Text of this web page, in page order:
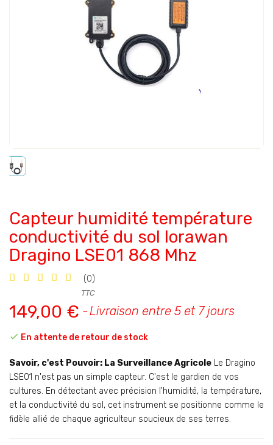
Capteur humidité température
conductivité du sol lorawan
Dragino LSE01 868 Mhz
(0)
149,00 €
TTC
Livraison entre 5 et 7 jours
 En attente de retour de stock
Savoir, c'est Pouvoir: La Surveillance Agricole Le Dragino
LSE01 n'est pas un simple capteur. C'est le gardien de vos
cultures. En détectant avec précision l'humidité, la température,
et la conductivité du sol, cet instrument se positionne comme le
fidèle allié de chaque agriculteur soucieux de ses terres.